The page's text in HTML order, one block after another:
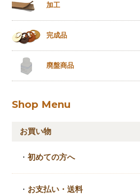
加工
完成品
廃盤商品
Shop Menu
お買い物
・初めての方へ
・ お支払い・送料